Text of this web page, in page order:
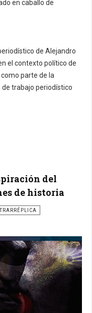
en caballo de
de Alejandro
el contexto político de
parte de la
trabajo periodístico
del
de historia